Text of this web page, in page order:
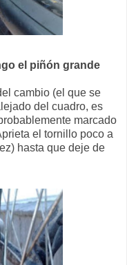
el piñón grande
cambio (el que se
del cuadro, es
marcado
el tornillo poco a
hasta que deje de